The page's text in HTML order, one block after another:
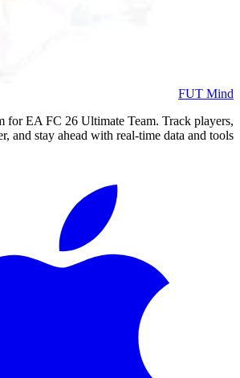
FUT Mind
for EA FC 26 Ultimate Team. Track players,
and stay ahead with real-time data and tools.